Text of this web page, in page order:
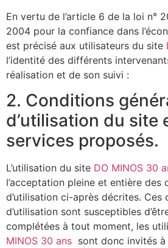
En vertu de l’article 6 de la loi n°
2004 pour la confiance dans
est précisé aux utilisateurs du site
l’identité des différents
réalisation et de son suivi :
2. Conditions
d’utilisation du site
services proposés.
L’utilisation du site DO MINOS 30
l’acceptation pleine et entière des
d’utilisation ci-après décrites. Ces
d’utilisation sont susceptibles
complétées à tout moment, les
MINOS 30 ans sont donc invités